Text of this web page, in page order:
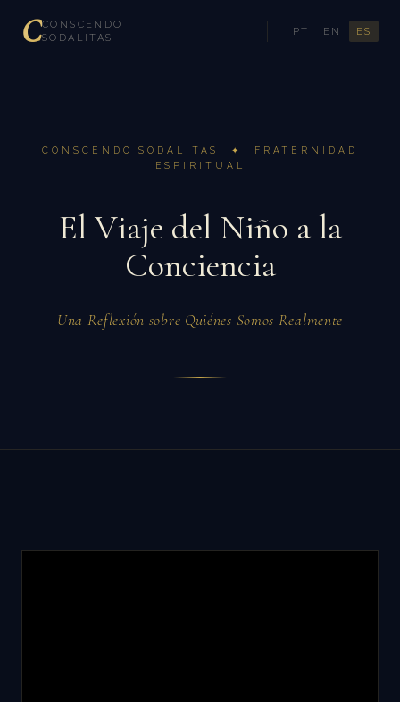
CCONSCENDO
SODALITAS
PT EN ES
CONSCENDO SODALITAS ✦ FRATERNIDAD
ESPIRITUAL
El Viaje del Niño a la
Conciencia
Una Reflexión sobre Quiénes Somos Realmente